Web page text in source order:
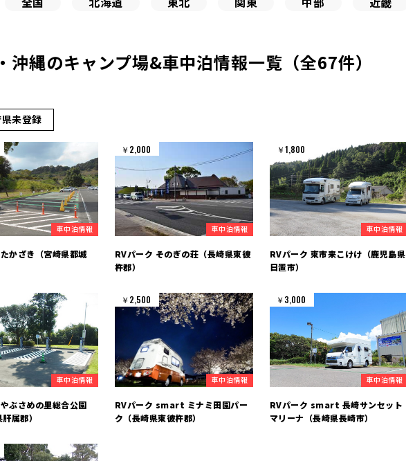
沖縄のキャンプ場&車中泊情報一覧（全67件）
未登録
車中泊情報
かざき（宮崎県都城
￥2,000
車中泊情報
RVパーク そのぎの荘（長崎県東彼
杵郡）
￥1,800
車中泊情報
RVパーク 東市来こけけ（鹿児島県
日置市）
車中泊情報
ぶさめの里総合公園
属郡）
￥2,500
車中泊情報
RVパーク smart ミナミ田園パー
ク（長崎県東彼杵郡）
￥3,000
車中泊情報
RVパーク smart 長崎サンセット
マリーナ（長崎県長崎市）